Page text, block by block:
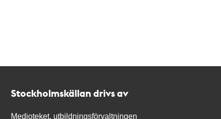
Stockholmskällan drivs av
Medioteket, utbildningsförvaltningen